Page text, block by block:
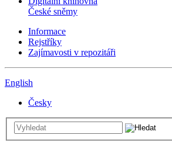
České sněmy
Informace
Rejstříky
Zajímavosti v repozitáři
English
Česky